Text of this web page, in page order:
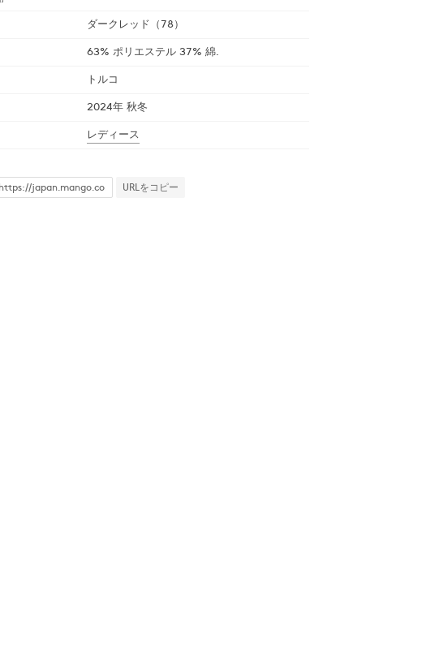
ダークレッド（78）
63% ポリエステル 37% 綿.
トルコ
2024年 秋冬
レディース
URLをコピー